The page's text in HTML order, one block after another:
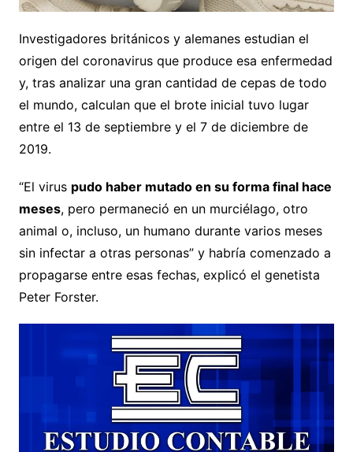
Investigadores británicos y alemanes estudian el
origen del coronavirus que produce esa enfermedad
y, tras analizar una gran cantidad de cepas de todo
el mundo, calculan que el brote inicial tuvo lugar
entre el 13 de septiembre y el 7 de diciembre de
2019.
“El virus pudo haber mutado en su forma final hace
meses, pero permaneció en un murciélago, otro
animal o, incluso, un humano durante varios meses
sin infectar a otras personas” y habría comenzado a
propagarse entre esas fechas, explicó el genetista
Peter Forster.